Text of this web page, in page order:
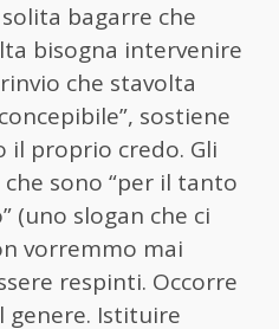
bagarre che
bisogna intervenire
che stavolta
sostiene
il proprio credo. Gli
sono “per il tanto
(uno slogan che ci
vorremmo mai
respinti. Occorre
genere. Istituire